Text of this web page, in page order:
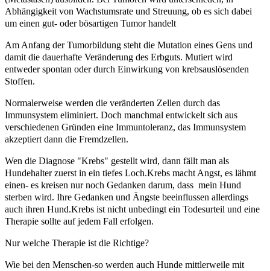
Abhängigkeit von Wachstumsrate und Streuung, ob es sich dabei
um einen gut- oder bösartigen Tumor handelt
Am Anfang der Tumorbildung steht die Mutation eines Gens und
damit die dauerhafte Veränderung des Erbguts. Mutiert wird
entweder spontan oder durch Einwirkung von krebsauslösenden
Stoffen.
Normalerweise werden die veränderten Zellen durch das
Immunsystem eliminiert. Doch manchmal entwickelt sich aus
verschiedenen Gründen eine Immuntoleranz, das Immunsystem
akzeptiert dann die Fremdzellen.
Wen die Diagnose "Krebs" gestellt wird, dann fällt man als
Hundehalter zuerst in ein tiefes Loch.Krebs macht Angst, es lähmt
einen- es kreisen nur noch Gedanken darum, dass mein Hund
sterben wird. Ihre Gedanken und Ängste beeinflussen allerdings
auch ihren Hund.Krebs ist nicht unbedingt ein Todesurteil und eine
Therapie sollte auf jedem Fall erfolgen.
Nur welche Therapie ist die Richtige?
Wie bei den Menschen-so werden auch Hunde mittlerweile mit